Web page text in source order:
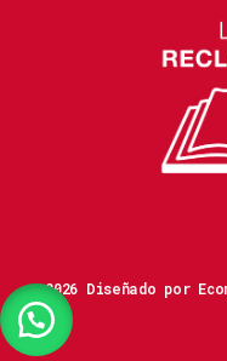
© 2026 Diseñado por